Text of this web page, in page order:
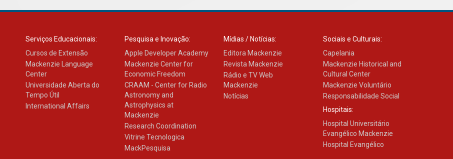
Serviços Educacionais:
Cursos de Extensão
Mackenzie Language
Center
Universidade Aberta do
Tempo Útil
International Affairs
Pesquisa e Inovação:
Apple Developer Academy
Mackenzie Center for
Economic Freedom
CRAAM - Center for Radio
Astronomy and
Astrophysics at
Mackenzie
Research Coordination
Vitrine Tecnologica
MackPesquisa
Mídias / Notícias:
Editora Mackenzie
Revista Mackenzie
Rádio e TV Web
Mackenzie
Notícias
Sociais e Culturais:
Capelania
Mackenzie Historical and
Cultural Center
Mackenzie Voluntário
Responsabilidade Social
Hospitais:
Hospital Universitário
Evangélico Mackenzie
Hospital Evangélico